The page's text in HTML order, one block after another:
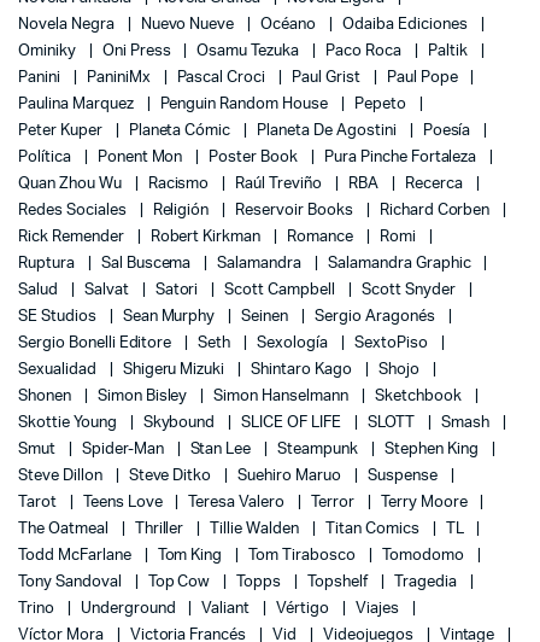
Novela Negra
Nuevo Nueve Océano
Odaiba Ediciones
Ominiky
Oni Press Osamu Tezuka Paco Roca
Paltik
Panini
PaniniMx Pascal Croci Paul Grist
Paul Pope
Paulina Marquez
Penguin Random House
Pepeto
Peter Kuper
Planeta Cómic Planeta De Agostini
Poesía
Política
Ponent Mon Poster Book
Pura Pinche Fortaleza
Quan Zhou Wu
Racismo Raúl Treviño RBA
Recerca
Redes Sociales
Religión Reservoir Books
Richard Corben
Rick Remender
Robert Kirkman Romance
Romi
Ruptura
Sal Buscema Salamandra
Salamandra Graphic
Salud
Salvat Satori Scott Campbell
Scott Snyder
SE Studios
Sean Murphy Seinen
Sergio Aragonés
Sergio Bonelli Editore
Seth Sexología
SextoPiso
Sexualidad
Shigeru Mizuki Shintaro Kago
Shojo
Shonen
Simon Bisley Simon Hanselmann
Sketchbook
Skottie Young
Skybound SLICE OF LIFE SLOTT
Smash
Smut
Spider-Man Stan Lee Steampunk
Stephen King
Steve Dillon
Steve Ditko Suehiro Maruo
Suspense
Tarot
Teens Love Teresa Valero Terror
Terry Moore
The Oatmeal
Thriller Tillie Walden Titan Comics
Todd McFarlane
Tom King Tom Tirabosco
Tomodomo
Tony Sandoval
Top Cow Topps Topshelf
Tragedia
Trino
Underground Valiant Vértigo
Viajes
Víctor Mora
Victoria Francés Vid Videojuegos Vintage